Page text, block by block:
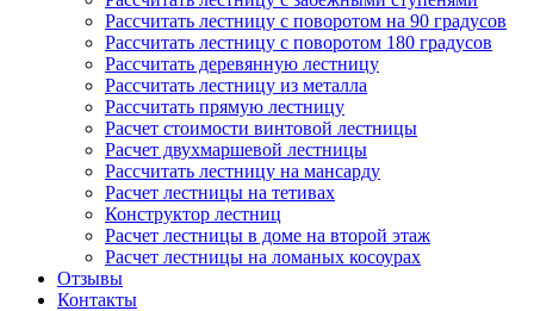
Рассчитать лестницу с поворотом на 90 градусов
Рассчитать лестницу с поворотом 180 градусов
Рассчитать деревянную лестницу
Рассчитать лестницу из металла
Рассчитать прямую лестницу
Расчет стоимости винтовой лестницы
Расчет двухмаршевой лестницы
Рассчитать лестницу на мансарду
Расчет лестницы на тетивах
Конструктор лестниц
Расчет лестницы в доме на второй этаж
Расчет лестницы на ломаных косоурах
Отзывы
Контакты